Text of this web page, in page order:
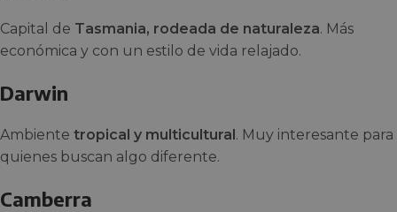
Capital de Tasmania, rodeada de naturaleza. Más
económica y con un estilo de vida relajado.
Darwin
Ambiente tropical y multicultural. Muy interesante para
quienes buscan algo diferente.
Camberra